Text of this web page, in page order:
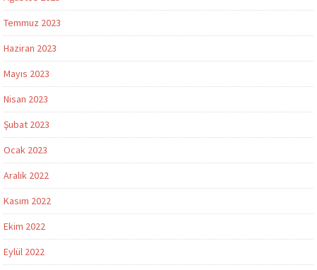
Temmuz 2023
Haziran 2023
Mayıs 2023
Nisan 2023
Şubat 2023
Ocak 2023
Aralık 2022
Kasım 2022
Ekim 2022
Eylül 2022